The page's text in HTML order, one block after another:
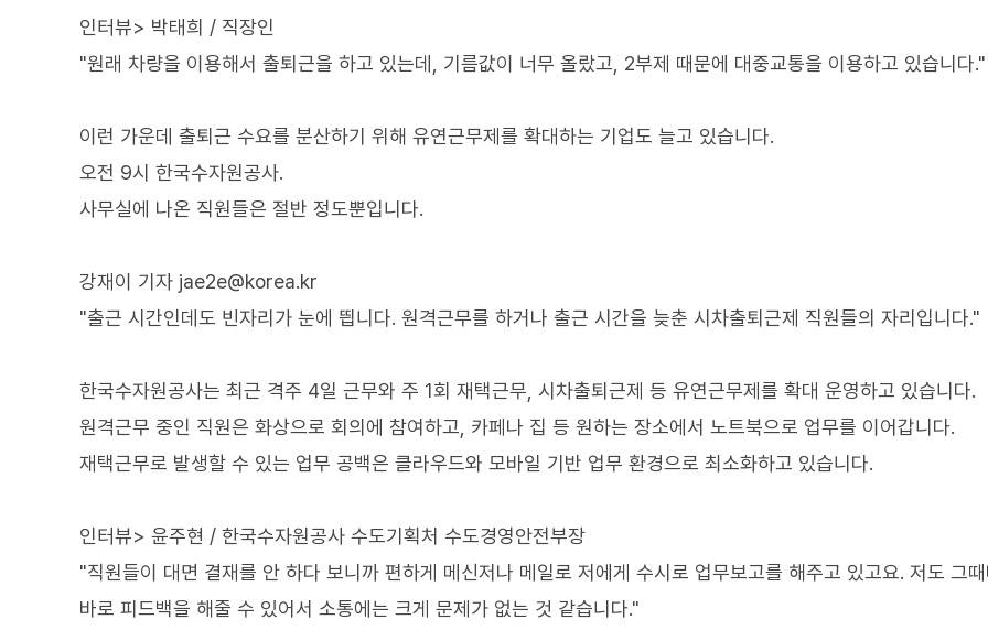
인터뷰> 박태희 / 직장인
"원래 차량을 이용해서 출퇴근을 하고 있는데, 기름값이 너무 올랐고, 2부제 때문에 대중교통을 이용하고 있습니다."
이런 가운데 출퇴근 수요를 분산하기 위해 유연근무제를 확대하는 기업도 늘고 있습니다.
오전 9시 한국수자원공사.
사무실에 나온 직원들은 절반 정도뿐입니다.
강재이 기자 jae2e@korea.kr
"출근 시간인데도 빈자리가 눈에 띕니다. 원격근무를 하거나 출근 시간을 늦춘 시차출퇴근제 직원들의 자리입니다."
한국수자원공사는 최근 격주 4일 근무와 주 1회 재택근무, 시차출퇴근제 등 유연근무제를 확대 운영하고 있습니다.
원격근무 중인 직원은 화상으로 회의에 참여하고, 카페나 집 등 원하는 장소에서 노트북으로 업무를 이어갑니다.
재택근무로 발생할 수 있는 업무 공백은 클라우드와 모바일 기반 업무 환경으로 최소화하고 있습니다.
인터뷰> 윤주현 / 한국수자원공사 수도기획처 수도경영안전부장
"직원들이 대면 결재를 안 하다 보니까 편하게 메신저나 메일로 저에게 수시로 업무보고를 해주고 있고요. 저도 그
바로 피드백을 해줄 수 있어서 소통에는 크게 문제가 없는 것 같습니다."